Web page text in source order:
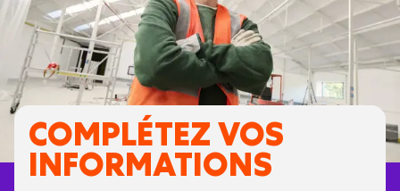
COMPLÉTEZ VOS
INFORMATIONS